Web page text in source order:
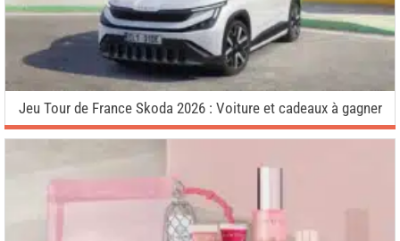
Jeu Tour de France Skoda 2026 : Voiture et cadeaux à gagner